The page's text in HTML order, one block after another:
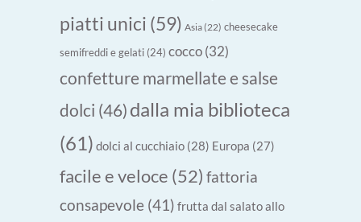
piatti unici (59) Asia(22) cheesecake
semifreddi e gelati (24) cocco (32)
confetture marmellate e salse
dolci (46) dalla mia biblioteca
(61) dolci al cucchiaio (28) Europa (27)
facile e veloce (52) fattoria
consapevole (41) frutta dal salato allo